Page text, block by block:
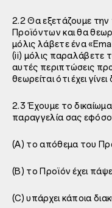
2.2 Θα εξετάζουμε
Προϊόντων και θα
μόλις λάβετε ένα
(ii) μόλις παραλάβετε
αυτές περιπτώσεις
θεωρείται ότι έχει
2.3 Έχουμε το
παραγγελία σας
(A) το απόθεμα του
(B) το Προϊόν έχει
(C) υπάρχει κάποια